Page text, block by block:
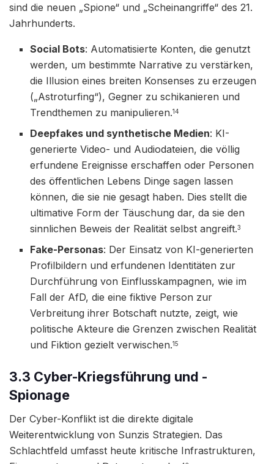
sind die neuen „Spione“ und „Scheinangriffe“ des 21.
Jahrhunderts.
Social Bots: Automatisierte Konten, die genutzt
werden, um bestimmte Narrative zu verstärken,
die Illusion eines breiten Konsenses zu erzeugen
(„Astroturfing“), Gegner zu schikanieren und
Trendthemen zu manipulieren.14
Deepfakes und synthetische Medien: KI-
generierte Video- und Audiodateien, die völlig
erfundene Ereignisse erschaffen oder Personen
des öffentlichen Lebens Dinge sagen lassen
können, die sie nie gesagt haben. Dies stellt die
ultimative Form der Täuschung dar, da sie den
sinnlichen Beweis der Realität selbst angreift.3
Fake-Personas: Der Einsatz von KI-generierten
Profilbildern und erfundenen Identitäten zur
Durchführung von Einflusskampagnen, wie im
Fall der AfD, die eine fiktive Person zur
Verbreitung ihrer Botschaft nutzte, zeigt, wie
politische Akteure die Grenzen zwischen Realität
und Fiktion gezielt verwischen.15
3.3 Cyber-Kriegsführung und -
Spionage
Der Cyber-Konflikt ist die direkte digitale
Weiterentwicklung von Sunzis Strategien. Das
Schlachtfeld umfasst heute kritische Infrastrukturen,